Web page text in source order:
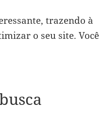
trazendo à
o seu site. Você